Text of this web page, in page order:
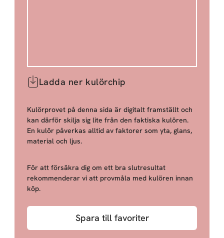
Ladda ner kulörchip
Kulörprovet på denna sida är digitalt framställt och
kan därför skilja sig lite från den faktiska kulören.
En kulör påverkas alltid av faktorer som yta, glans,
material och ljus.
För att försäkra dig om ett bra slutresultat
rekommenderar vi att provmåla med kulören innan
köp.
Spara till favoriter